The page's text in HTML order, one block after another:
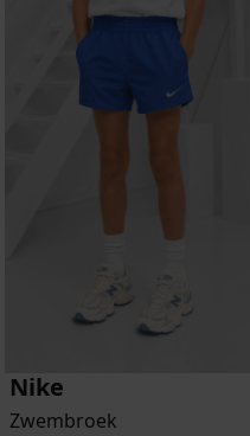
Nike
Zwembroek